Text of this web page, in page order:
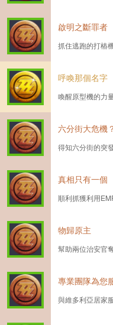
啟明之斷罪者
抓住逃跑的打樁機
呼喚那個名字
喚醒原型機的力
六分街大危機
得知六分街的突
真相只有一個
順利抓獲利用
物歸原主
幫助兩位治安官
專業團隊為您
與維多利亞居家